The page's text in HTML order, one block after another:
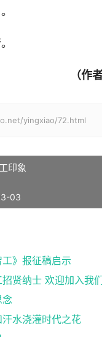
（作
yingxiao/72.html
印象
03
工》报征稿启示
贤纳士 欢迎加入我们
念
汗水浇灌时代之花